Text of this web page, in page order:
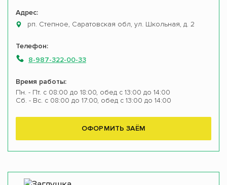
Адрес:
рп. Степное, Саратовская обл, ул. Школьная, д. 2
Телефон:
8-987-322-00-33
Время работы:
Пн. - Пт. с 08:00 до 18:00, обед с 13:00 до 14:00
Сб. - Вс. с 08:00 до 17:00, обед с 13:00 до 14:00
ОФОРМИТЬ ЗАЁМ